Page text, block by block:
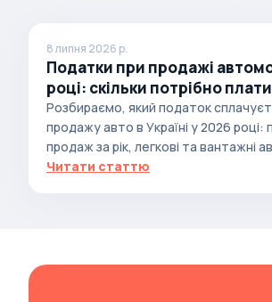
Austin Healey
Autobianchi
Avatr
Avtokam
BAIC
8 липня 2026 р.
Податки при продажі
році: скільки потрібно
випадках
Розбираємо, який податок
продажу авто в Україні у 2026 році:
продаж за рік, легкові та вантажні
Читати статтю